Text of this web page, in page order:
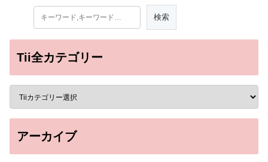
Tii全カテゴリー
アーカイブ